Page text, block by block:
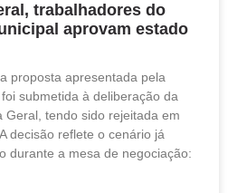
trabalhadores do
aprovam estado
proposta apresentada pela
submetida à deliberação da
Geral, tendo sido rejeitada em
decisão reflete o cenário já
durante a mesa de negociação: